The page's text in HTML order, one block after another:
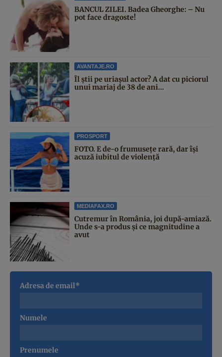
BANCUL ZILEI. Badea Gheorghe: – Nu
pot face dragoste!
AVANTAJE.RO
Îl știi pe uriașul actor? A dat cu piciorul
unui mariaj de 38 de ani...
PROSPORT
FOTO. E de-o frumusețe rară, dar își
acuză iubitul de violență
MEDIAFAX.RO
Cutremur în România, joi după-amiază.
Unde s-a produs și ce magnitudine a
avut
Adresa de email*
Numele
Prenumele